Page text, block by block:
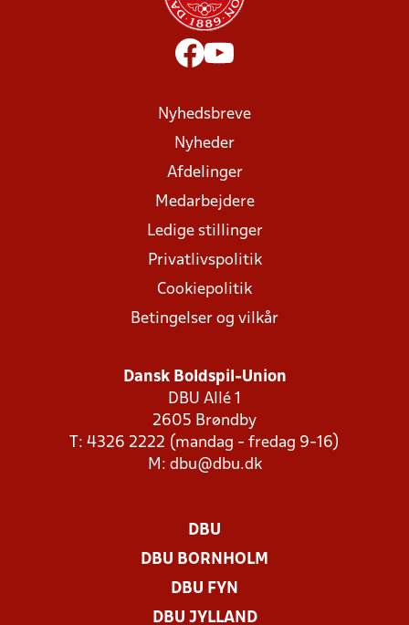
Nyhedsbreve
Nyheder
Afdelinger
Medarbejdere
Ledige stillinger
Privatlivspolitik
Cookiepolitik
Betingelser og vilkår
Dansk Boldspil-Union
DBU Allé 1
2605 Brøndby
T: 4326 2222 (mandag - fredag 9-16)
M: dbu@dbu.dk
DBU
DBU BORNHOLM
DBU FYN
DBU JYLLAND